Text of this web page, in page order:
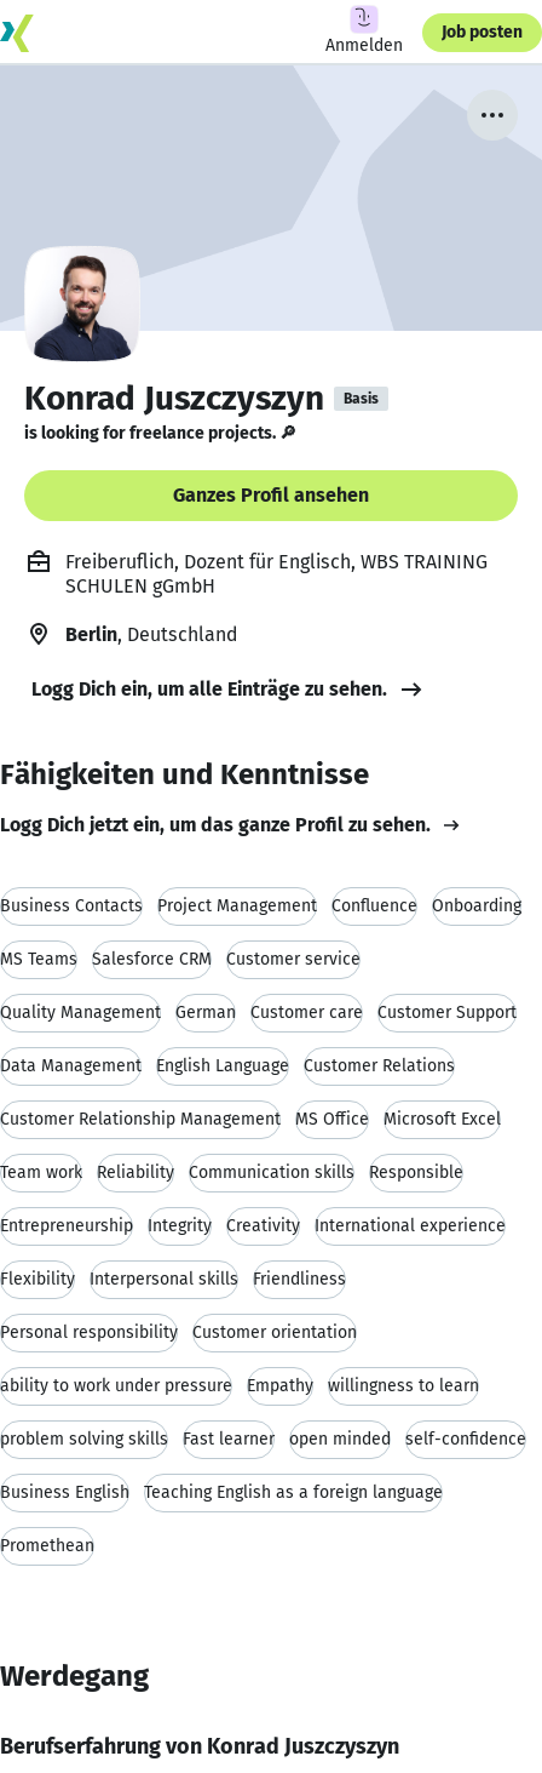
Anmelden
Job posten
Konrad Juszczyszyn Basis
is looking for freelance projects. 🔎
Ganzes Profil ansehen
Freiberuflich, Dozent für Englisch, WBS TRAINING
SCHULEN gGmbH
Berlin, Deutschland
Logg Dich ein, um alle Einträge zu sehen.
Fähigkeiten und Kenntnisse
Logg Dich jetzt ein, um das ganze Profil zu sehen.
Business Contacts Project Management Confluence Onboarding
MS Teams Salesforce CRM Customer service
Quality Management German Customer care Customer Support
Data Management English Language Customer Relations
Customer Relationship Management MS Office Microsoft Excel
Team work Reliability Communication skills Responsible
Entrepreneurship Integrity Creativity International experience
Flexibility Interpersonal skills Friendliness
Personal responsibility Customer orientation
ability to work under pressure Empathy willingness to learn
problem solving skills Fast learner open minded self-confidence
Business English Teaching English as a foreign language
Promethean
Werdegang
Berufserfahrung von Konrad Juszczyszyn